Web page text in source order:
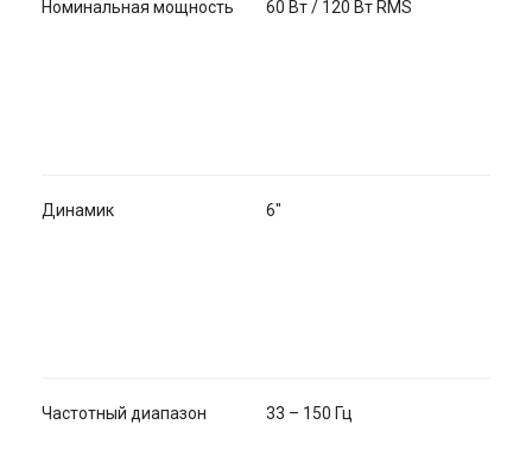
Номинальная мощность 60 Вт / 120 Вт RMS
Динамик 6"
Частотный диапазон 33 – 150 Гц